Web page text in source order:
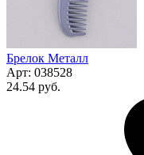
Брелок Металл
Арт: 038528
24.54 руб.